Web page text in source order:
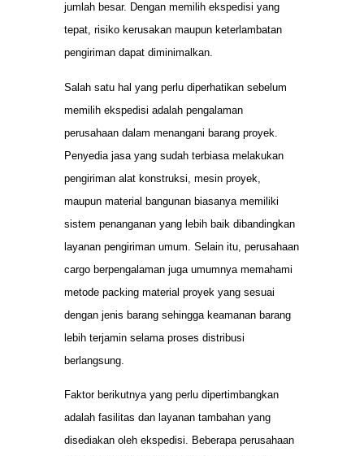
jumlah besar. Dengan memilih ekspedisi yang
tepat, risiko kerusakan maupun keterlambatan
pengiriman dapat diminimalkan.
Salah satu hal yang perlu diperhatikan sebelum
memilih ekspedisi adalah pengalaman
perusahaan dalam menangani barang proyek.
Penyedia jasa yang sudah terbiasa melakukan
pengiriman alat konstruksi, mesin proyek,
maupun material bangunan biasanya memiliki
sistem penanganan yang lebih baik dibandingkan
layanan pengiriman umum. Selain itu, perusahaan
cargo berpengalaman juga umumnya memahami
metode packing material proyek yang sesuai
dengan jenis barang sehingga keamanan barang
lebih terjamin selama proses distribusi
berlangsung.
Faktor berikutnya yang perlu dipertimbangkan
adalah fasilitas dan layanan tambahan yang
disediakan oleh ekspedisi. Beberapa perusahaan